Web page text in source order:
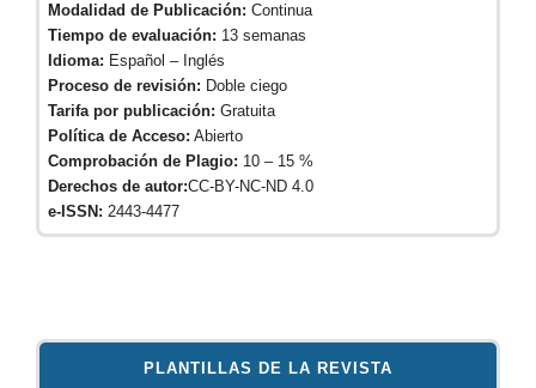
Modalidad de Publicación: Continua
Tiempo de evaluación: 13 semanas
Idioma: Español – Inglés
Proceso de revisión: Doble ciego
Tarifa por publicación: Gratuita
Política de Acceso: Abierto
Comprobación de Plagio: 10 – 15 %
Derechos de autor:CC-BY-NC-ND 4.0
e-ISSN: 2443-4477
PLANTILLAS DE LA REVISTA